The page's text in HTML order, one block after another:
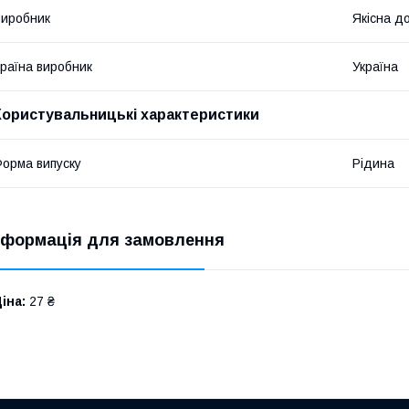
Якісна
виробник Україна
характеристики
випуску Рідина
для замовлення
27 ₴